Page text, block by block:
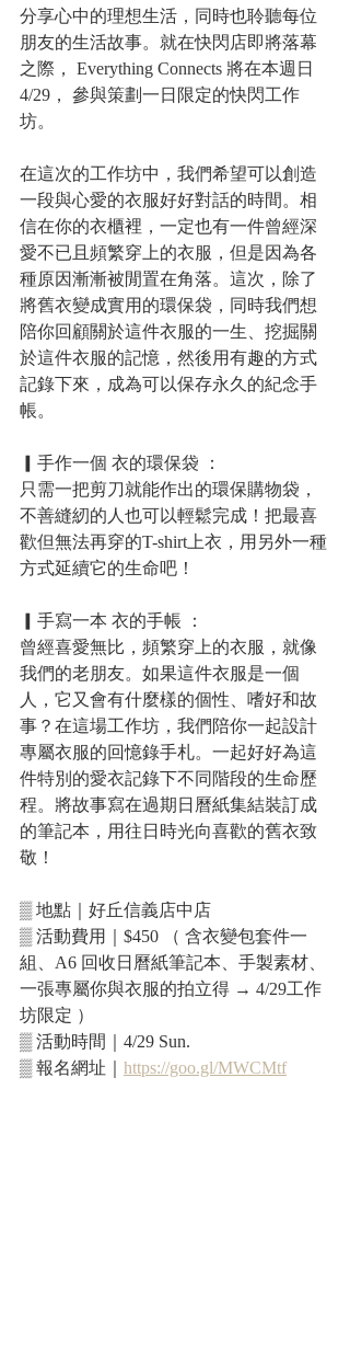
分享心中的理想生活，同時也聆聽每位
朋友的生活故事。就在快閃店即將落幕
之際， Everything Connects 將在本週日
4/29， 參與策劃一日限定的快閃工作
坊。
在這次的工作坊中，我們希望可以創造
一段與心愛的衣服好好對話的時間。相
信在你的衣櫃裡，一定也有一件曾經深
愛不已且頻繁穿上的衣服，但是因為各
種原因漸漸被閒置在角落。這次，除了
將舊衣變成實用的環保袋，同時我們想
陪你回顧關於這件衣服的一生、挖掘關
於這件衣服的記憶，然後用有趣的方式
記錄下來，成為可以保存永久的紀念手
帳。
▎手作一個 衣的環保袋 ：
只需一把剪刀就能作出的環保購物袋，
不善縫紉的人也可以輕鬆完成！把最喜
歡但無法再穿的T-shirt上衣，用另外一種
方式延續它的生命吧！
▎手寫一本 衣的手帳 ：
曾經喜愛無比，頻繁穿上的衣服，就像
我們的老朋友。如果這件衣服是一個
人，它又會有什麼樣的個性、嗜好和故
事？在這場工作坊，我們陪你一起設計
專屬衣服的回憶錄手札。一起好好為這
件特別的愛衣記錄下不同階段的生命歷
程。將故事寫在過期日曆紙集結裝訂成
的筆記本，用往日時光向喜歡的舊衣致
敬！
▒ 地點｜好丘信義店中店
▒ 活動費用｜$450 （ 含衣變包套件一
組、A6 回收日曆紙筆記本、手製素材、
一張專屬你與衣服的拍立得 → 4/29工作
坊限定 ）
▒ 活動時間｜4/29 Sun.
▒ 報名網址｜ https://goo.gl/MWCMtf